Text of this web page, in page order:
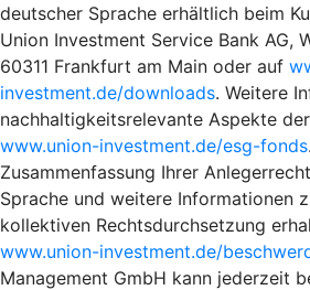
deutscher Sprache erhältlich beim
Union Investment Service Bank AG,
60311 Frankfurt am Main oder auf
investment.de/downloads. Weitere
nachhaltigkeitsrelevante Aspekte
www.union-investment.de/esg-fonds
Zusammenfassung Ihrer
Sprache und weitere Informationen
kollektiven Rechtsdurchsetzung
www.union-investment.de/
Management GmbH kann jederzeit